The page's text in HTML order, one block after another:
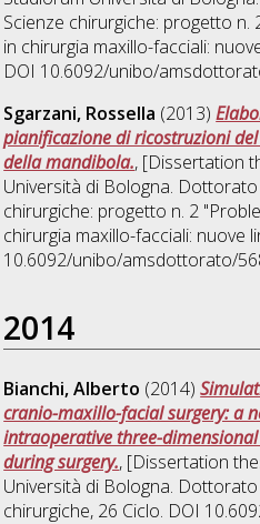
Scienze chirurgiche: progetto
in chirurgia maxillo-facciali:
DOI 10.6092/unibo/
Sgarzani, Rossella (2013)
pianificazione di ricostruzioni
della mandibola., [Dissertation
Università di Bologna.
chirurgiche: progetto n. 2
chirurgia maxillo-facciali: nuove
10.6092/unibo/amsdottorato/
2014
Bianchi, Alberto (2014)
cranio-maxillo-facial surgery: a
intraoperative three-
during surgery., [Dissertation
Università di Bologna.
chirurgiche, 26 Ciclo. DOI